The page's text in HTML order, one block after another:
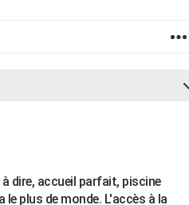
dire, accueil parfait, piscine
plus de monde. L'accès à la